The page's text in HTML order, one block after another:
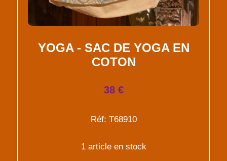
YOGA - SAC DE YOGA EN
COTON
38 €
Réf: T68910
1 article en stock